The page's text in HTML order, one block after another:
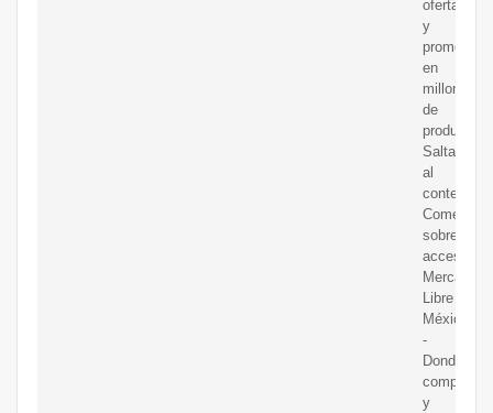
ofertas
y
en
millones
de
productos.
Saltar
al
contenido
Comentar
sobre
Mercado
Libre
México
-
Donde
comprar
y